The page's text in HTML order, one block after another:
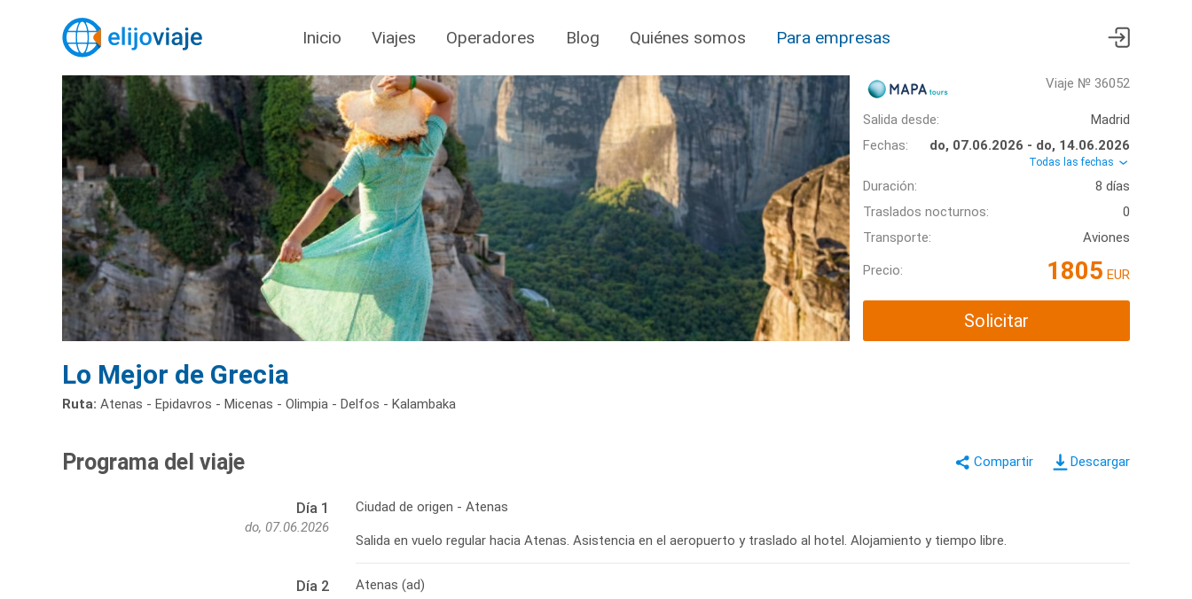
Inicio Viajes Operadores Blog Quiénes somos Para empresas
Viaje № 36052
Salida desde:
Madrid
Fechas:
do, 07.06.2026 - do, 14.06.2026
Todas las fechas
Duración:
8 días
Traslados nocturnos:
0
Transporte:
Aviones
Precio: 1805 EUR
Solicitar
Lo Mejor de Grecia
Ruta: Atenas - Epidavros - Micenas - Olimpia - Delfos - Kalambaka
Descargar
Programa del viaje
Día 1
do, 07.06.2026
Ciudad de origen - Atenas
Día 2 Atenas (ad)